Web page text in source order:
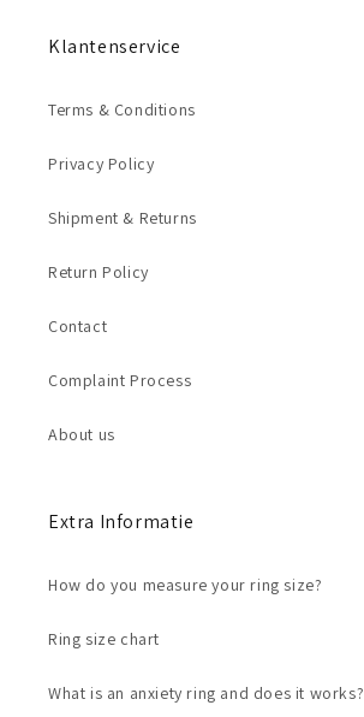
Klantenservice
Terms & Conditions
Privacy Policy
Shipment & Returns
Return Policy
Contact
Complaint Process
About us
Extra Informatie
How do you measure your ring size?
Ring size chart
What is an anxiety ring and does it works?